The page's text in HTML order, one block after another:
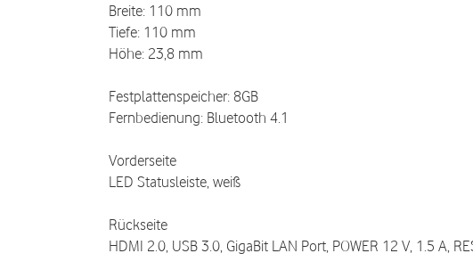
Breite: 110 mm
Tiefe: 110 mm
Höhe: 23,8 mm
Festplattenspeicher: 8GB
Fernbedienung: Bluetooth 4.1
Vorderseite
LED Statusleiste, weiß
Rückseite
HDMI 2.0, USB 3.0, GigaBit LAN Port, POWER 12 V, 1.5 A,